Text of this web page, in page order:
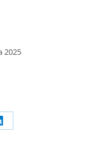
2025